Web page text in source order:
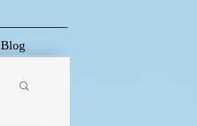
Blog